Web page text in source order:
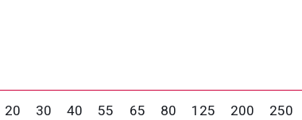
20 30 40 55 65 80 125 200 250